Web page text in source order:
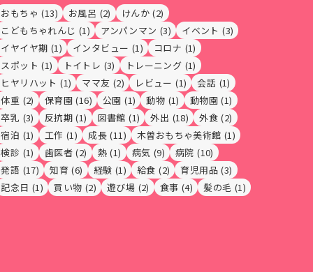
おもちゃ (13) お風呂 (2) けんか (2)
こどもちゃれんじ (1) アンパンマン (3) イベント (3)
イヤイヤ期 (1) インタビュー (1) コロナ (1)
スポット (1) トイトレ (3) トレーニング (1)
ヒヤリハット (1) ママ友 (2) レビュー (1) 会話 (1)
体重 (2) 保育園 (16) 公園 (1) 動物 (1) 動物園 (1)
卒乳 (3) 反抗期 (1) 図書館 (1) 外出 (18) 外食 (2)
宿泊 (1) 工作 (1) 成長 (11) 木曽おもちゃ美術館 (1)
検診 (1) 歯医者 (2) 熱 (1) 病気 (9) 病院 (10)
発語 (17) 知育 (6) 経験 (1) 給食 (2) 育児用品 (3)
記念日 (1) 買い物 (2) 遊び場 (2) 食事 (4) 髪の毛 (1)